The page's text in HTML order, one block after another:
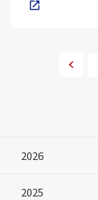
2026
2025